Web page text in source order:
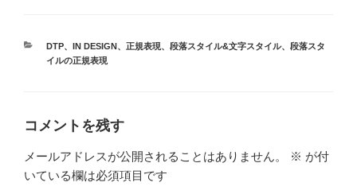
カ
テ
DTP、 IN DESIGN 、 正規表現、 段落スタイル&文字スタイル、 段落スタ
イルの正規表現
コメントを残す
メールアドレスが公開されることはありません。 ※ が付
いている欄は必須項目です